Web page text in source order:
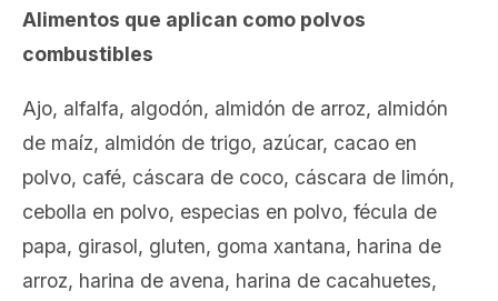
Alimentos que aplican como polvos
combustibles
Ajo, alfalfa, algodón, almidón de arroz, almidón
de maíz, almidón de trigo, azúcar, cacao en
polvo, café, cáscara de coco, cáscara de limón,
cebolla en polvo, especias en polvo, fécula de
papa, girasol, gluten, goma xantana, harina de
arroz, harina de avena, harina de cacahuetes,